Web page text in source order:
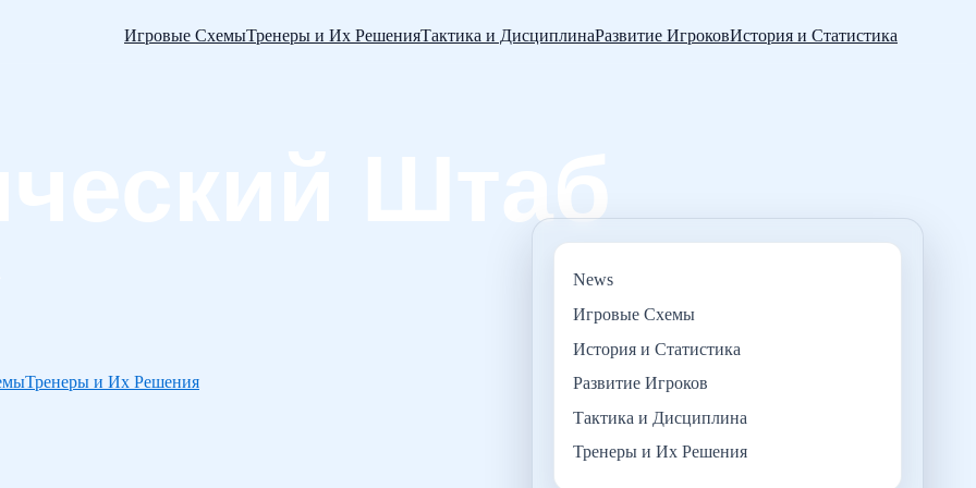
Игровые СхемыТренеры и Их РешенияТактика и ДисциплинаРазвитие ИгроковИстория и Статистика
Тренеры и Их Решения
News
Игровые Схемы
История и Статистика
Развитие Игроков
Тактика и Дисциплина
Тренеры и Их Решения